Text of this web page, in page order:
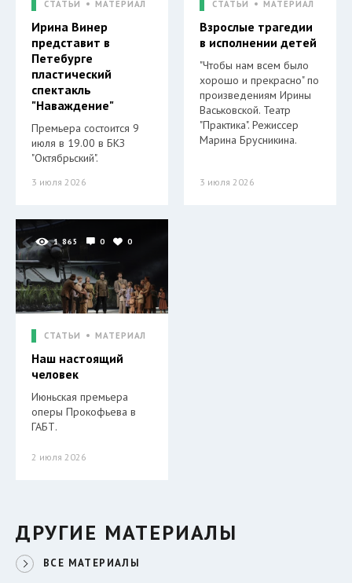
СТАТЬИ МАТЕРИАЛ
Ирина Винер
представит в
Петебурге
пластический
спектакль
"Наваждение"
Премьера состоится 9
июля в 19.00 в БКЗ
"Октябрьский".
3 июля 2026
СТАТЬИ МАТЕРИАЛ
Взрослые трагедии
в исполнении детей
"Чтобы нам всем было
хорошо и прекрасно" по
произведениям Ирины
Васьковской. Театр
"Практика". Режиссер
Марина Брусникина.
3 июля 2026
1 865 0 0
СТАТЬИ МАТЕРИАЛ
Наш настоящий
человек
Июньская премьера
оперы Прокофьева в
ГАБТ.
2 июля 2026
ДРУГИЕ МАТЕРИАЛЫ
ВСЕ МАТЕРИАЛЫ